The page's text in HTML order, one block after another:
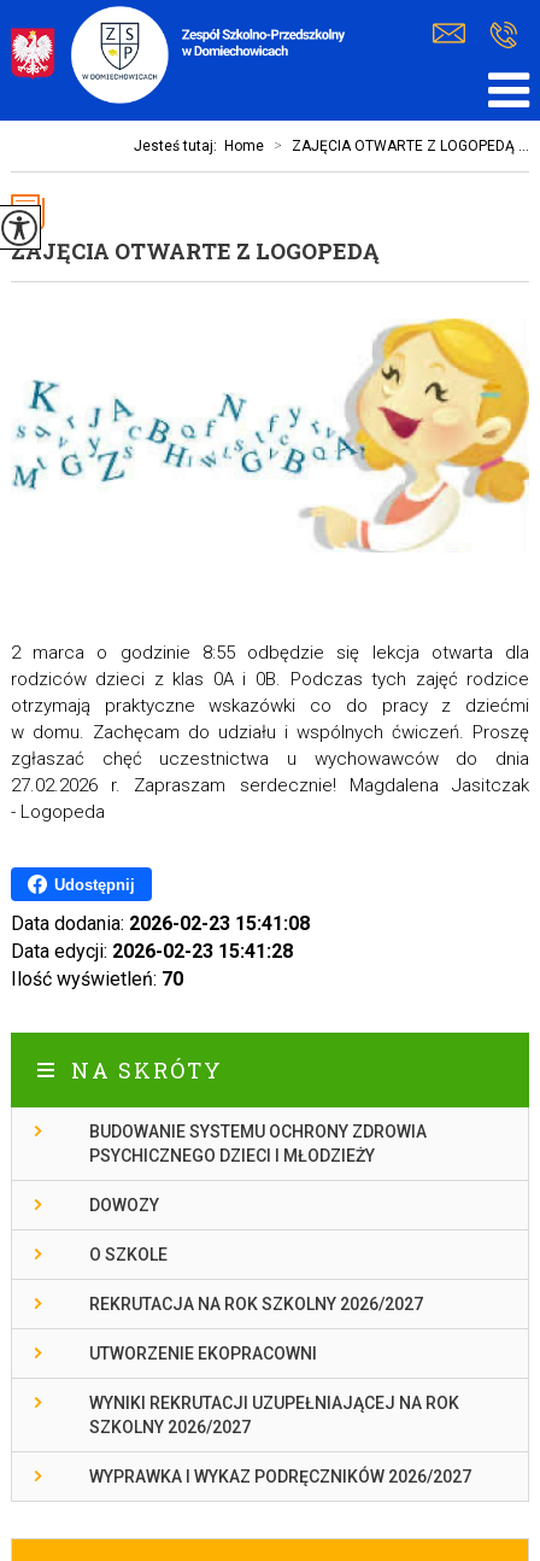
Jesteś tutaj: Home > ZAJĘCIA OTWARTE Z LOGOPEDĄ ...
ZAJĘCIA OTWARTE Z LOGOPEDĄ
2 marca o godzinie 8:55 odbędzie się lekcja otwarta dla
rodziców dzieci z klas 0A i 0B. Podczas tych zajęć rodzice
otrzymają praktyczne wskazówki co do pracy z dziećmi
w domu. Zachęcam do udziału i wspólnych ćwiczeń. Proszę
zgłaszać chęć uczestnictwa u wychowawców do dnia
27.02.2026 r. Zapraszam serdecznie! Magdalena Jasitczak
- Logopeda
Udostępnij
Data dodania: 2026-02-23 15:41:08
Data edycji: 2026-02-23 15:41:28
Ilość wyświetleń: 70
NA SKRÓTY
BUDOWANIE SYSTEMU OCHRONY ZDROWIA
PSYCHICZNEGO DZIECI I MŁODZIEŻY
DOWOZY
O SZKOLE
REKRUTACJA NA ROK SZKOLNY 2026/2027
UTWORZENIE EKOPRACOWNI
WYNIKI REKRUTACJI UZUPEŁNIAJĄCEJ NA ROK
SZKOLNY 2026/2027
WYPRAWKA I WYKAZ PODRĘCZNIKÓW 2026/2027